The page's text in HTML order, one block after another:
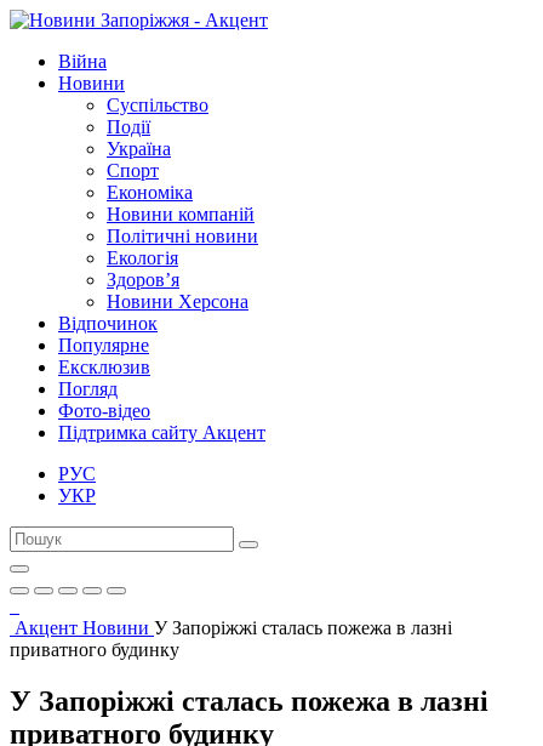
Війна
Новини
Суспільство
Події
Україна
Спорт
Економіка
Новини компаній
Політичні новини
Екологія
Здоров’я
Новини Херсона
Відпочинок
Популярне
Ексклюзив
Погляд
Фото-відео
Підтримка сайту Акцент
РУС
УКР
Акцент Новини У Запоріжжі сталась пожежа в лазні
приватного будинку
У Запоріжжі сталась пожежа в лазні
приватного будинку